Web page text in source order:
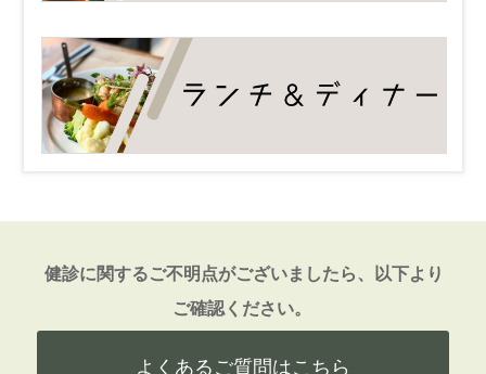
健診に関するご不明点がございましたら、以下より
ご確認ください。
よくあるご質問はこちら